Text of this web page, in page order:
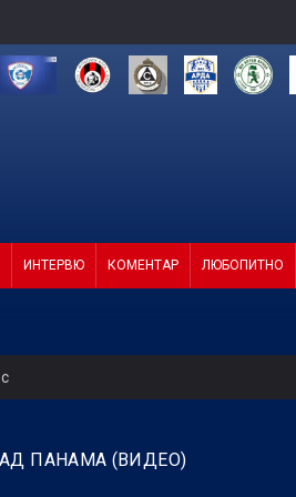
ИНТЕРВЮ КОМЕНТАР ЛЮБОПИТНО
смачка Макаби с 3:0! (ВИДЕО)
ПАНАМА (ВИДЕО)